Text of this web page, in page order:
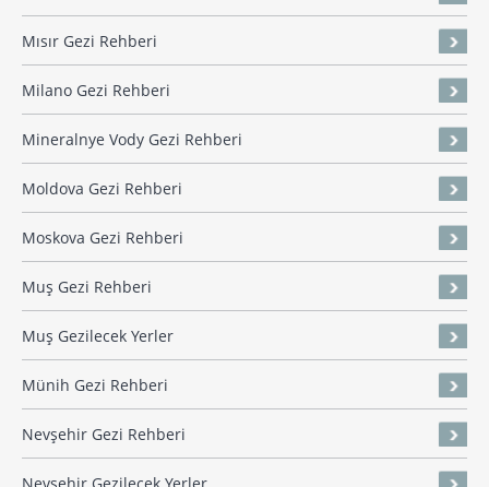
Mısır Gezi Rehberi
Milano Gezi Rehberi
Mineralnye Vody Gezi Rehberi
Moldova Gezi Rehberi
Moskova Gezi Rehberi
Muş Gezi Rehberi
Muş Gezilecek Yerler
Münih Gezi Rehberi
Nevşehir Gezi Rehberi